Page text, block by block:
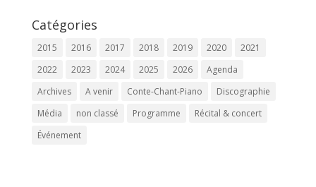
Catégories
2015 2016 2017 2018 2019 2020
2021
2022
2023 2024 2025 2026
Agenda
Archives
A venir Conte-Chant-Piano
Discographie
Média
non classé Programme
Récital & concert
Événement